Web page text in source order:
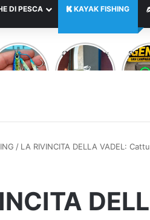
DI PESCA KAYAK FISHING
JIGGING
PRO
Odenwolf x
Kurpfalz
cintura –
/ LA RIVINCITA DELLA VADEL: